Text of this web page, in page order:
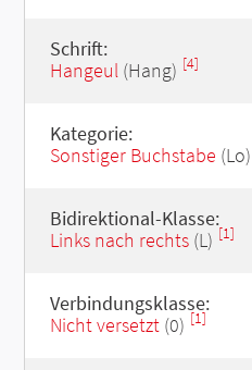
Schrift:
Hangeul(Hang) [4]
Kategorie:
Sonstiger Buchstabe (Lo)
Bidirektional-Klasse:
Links nach rechts(L) [1]
Verbindungsklasse:
Nicht versetzt(0) [1]